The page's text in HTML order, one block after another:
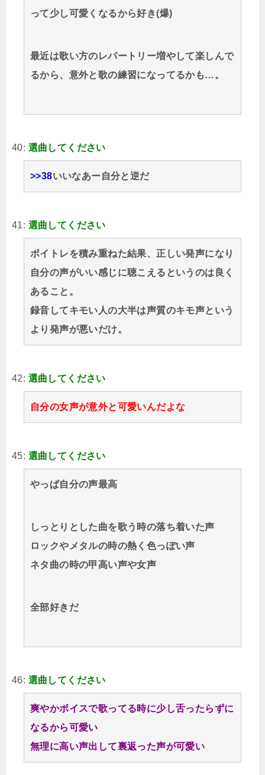
って少し可愛くなるから好き(爆)
最近は歌い方のレパートリー増やして楽しんで
るから、意外と歌の練習になってるかも…。
40: 選曲してください
>>38いいなあー自分と逆だ
41: 選曲してください
ボイトレを積み重ねた結果、正しい発声になり
自分の声がいい感じに聴こえるというのは良く
あること。
録音してキモい人の大半は声質のキモ声という
より発声が悪いだけ。
42: 選曲してください
自分の女声が意外と可愛いんだよな
45: 選曲してください
やっぱ自分の声最高
しっとりとした曲を歌う時の落ち着いた声
ロックやメタルの時の熱く色っぽい声
ネタ曲の時の甲高い声や女声
全部好きだ
46: 選曲してください
爽やかボイスで歌ってる時に少し舌ったらずに
なるから可愛い
無理に高い声出して裏返った声が可愛い